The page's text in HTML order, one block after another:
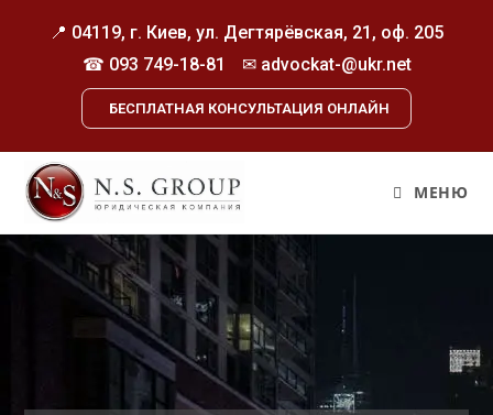
📍 04119, г. Киев, ул. Дегтярёвская, 21, оф. 205
☎ 093 749-18-81 ✉ advockat-@ukr.net
БЕСПЛАТНАЯ КОНСУЛЬТАЦИЯ ОНЛАЙН
МЕНЮ